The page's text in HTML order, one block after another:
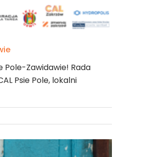
Pole-Zawidawie! Rada
Psie Pole, lokalni